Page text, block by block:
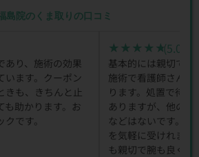
島院のくま取りの口コミ
あり、施術の効果
います。クーポン
きも、きちんと止
も助かります。お
です。
★★★★★
★★★★★(5.0)
基本的には親切で
施術で看護師さん
ります。処置で待
ありますが、他の
などはないです。
を気軽に受けれま
も親切で腕も良く信